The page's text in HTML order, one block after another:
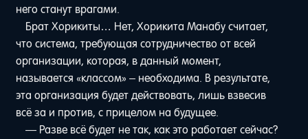
него станут врагами.
Брат Хорикиты… Нет, Хорикита Манабу считает,
что система, требующая сотрудничество от всей
организации, которая, в данный момент,
называется «классом» – необходима. В результате,
эта организация будет действовать, лишь взвесив
всё за и против, с прицелом на будущее.
— Разве всё будет не так, как это работает сейчас?